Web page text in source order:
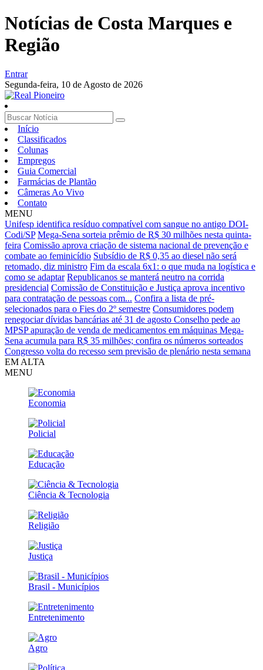
Notícias de Costa Marques e
Região
Entrar
Segunda-feira, 10 de Agosto de 2026
Início
Classificados
Colunas
Empregos
Guia Comercial
Farmácias de Plantão
Câmeras Ao Vivo
Contato
MENU
Unifesp identifica resíduo compatível com sangue no antigo DOI-
Codi/SP Mega-Sena sorteia prêmio de R$ 30 milhões nesta quinta-
feira Comissão aprova criação de sistema nacional de prevenção e
combate ao feminicídio Subsídio de R$ 0,35 ao diesel não será
retomado, diz ministro Fim da escala 6x1: o que muda na logística e
como se adaptar Republicanos se manterá neutro na corrida
presidencial Comissão de Constituição e Justiça aprova incentivo
para contratação de pessoas com... Confira a lista de pré-
selecionados para o Fies do 2º semestre Consumidores podem
renegociar dívidas bancárias até 31 de agosto Conselho pede ao
MPSP apuração de venda de medicamentos em máquinas Mega-
Sena acumula para R$ 35 milhões; confira os números sorteados
Congresso volta do recesso sem previsão de plenário nesta semana
EM ALTA
MENU
Economia
Policial
Educação
Ciência & Tecnologia
Religião
Justiça
Brasil - Municípios
Entretenimento
Agro